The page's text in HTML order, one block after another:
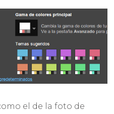
el de la foto de